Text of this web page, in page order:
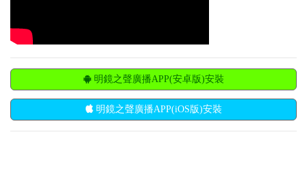
明鏡之聲廣播APP(安卓版)安裝
明鏡之聲廣播APP(iOS版)安裝